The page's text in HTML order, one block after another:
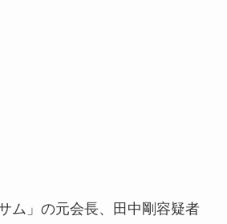
ム」の元会長、田中剛容疑者